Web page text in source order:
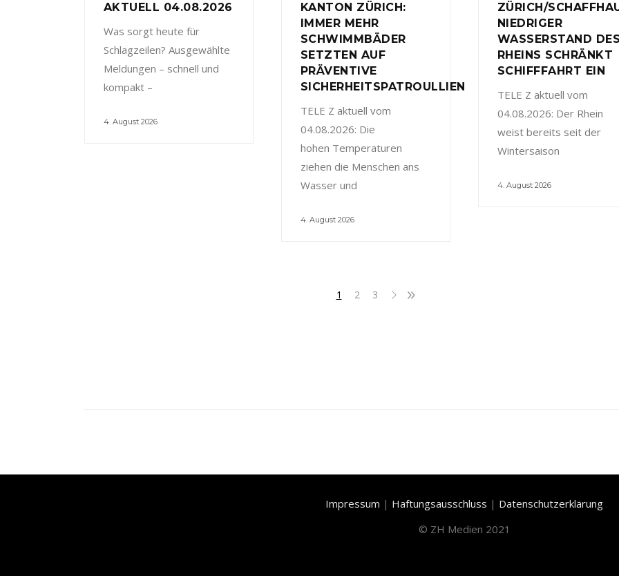
AKTUELL 04.08.2026
Was sorgt heute für
Schlagzeilen? Ausgewählte
Meldungen – schnell und
kompakt –
4. August 2026
KANTON ZÜRICH:
IMMER MEHR
SCHWIMMBÄDER
SETZTEN AUF
PRÄVENTIVE
SICHERHEITSPATROULLIEN
TELE Z aktuell vom
04.08.2026: Die
hohen Temperaturen
ziehen die Menschen ans
Wasser und
4. August 2026
ZÜRICH/
NIEDRIGER
WASSERSTAND
RHEINS SCHRÄNKT
SCHIFFFAHRT EIN
TELE Z aktuell vom
04.08.2026: Der Rhein
weist bereits seit der
Wintersaison
4. August 2026
1 2 3
Impressum | Haftungsausschluss | Datenschutzerklärung
© ZH Medien 2021